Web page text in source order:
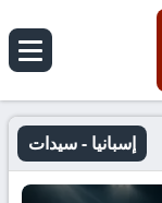
إسبانيا - سيدات